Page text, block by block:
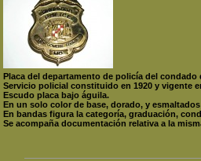
Placa del departamento de policía del condado
Servicio policial constituido en 1920 y vigente
Escudo placa bajo águila.
En un solo color de base, dorado, y
En bandas figura la categoría, graduación,
Se acompaña documentación relativa a la